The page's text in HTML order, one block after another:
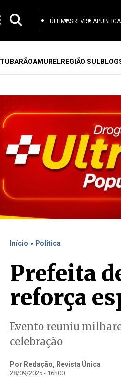
ÚLTIMASREVISTA
TUBARÃOAMURELREGIÃO SUL
Início . Política
Prefeita
reforça
Evento reuniu
celebração
Por Redação, Revista Única
28/09/2025 - 16h00